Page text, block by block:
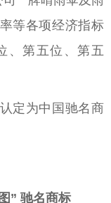
等各项经济指标
、第五位、第五
为中国驰名商
” 驰名商标